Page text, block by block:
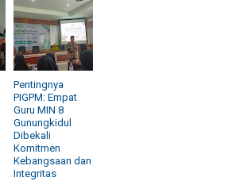
Pentingnya
PIGPM: Empat
Guru MIN 8
Gunungkidul
Dibekali
Komitmen
Kebangsaan dan
Integritas